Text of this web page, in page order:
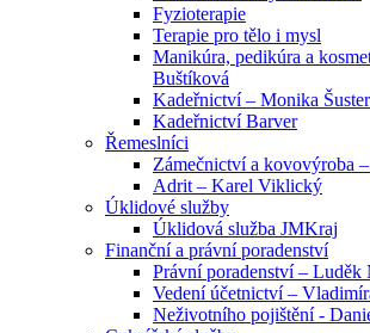
Fyzioterapie
Terapie pro tělo i mysl
Manikúra, pedikúra a
Buštíková
Kadeřnictví – Monika
Kadeřnictví Barver
Řemeslníci
Zámečnictví a kovovýroba
Adrit – Karel Viklický
Úklidové služby
Úklidová služba JMKraj
Finanční a právní poradenství
Právní poradenství – Luděk
Vedení účetnictví –
Neživotního pojištění -